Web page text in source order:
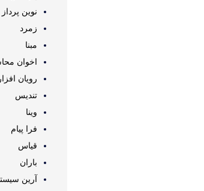
نوین پرداز
زمرد
مبنا
اخوان
رویان
تندیس
وینا
فرا پیام
قیاس
باران
آرین